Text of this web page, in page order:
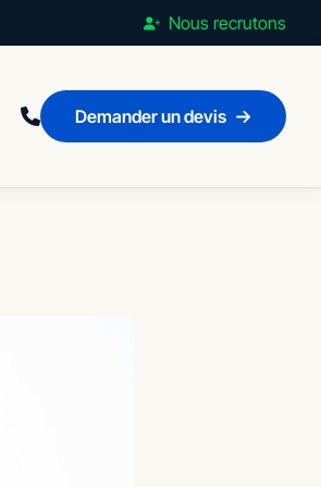
Nous recrutons
Demander un devis